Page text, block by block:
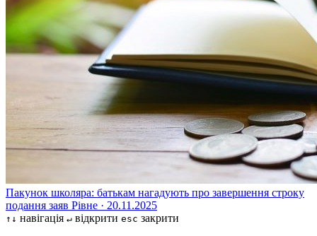
Пакунок школяра: батькам нагадують про завершення строку
подання заяв Рівне · 20.11.2025
↑↓ навігація ↵ відкрити esc закрити